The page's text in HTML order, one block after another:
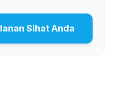
Sihat Anda